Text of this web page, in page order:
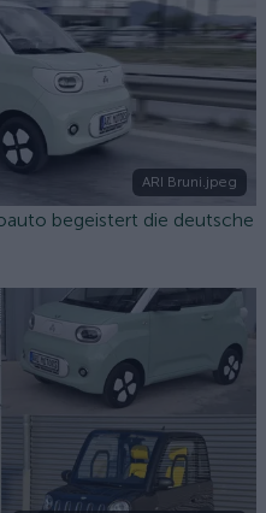
ARI Bruni.jpeg
begeistert die deutsche